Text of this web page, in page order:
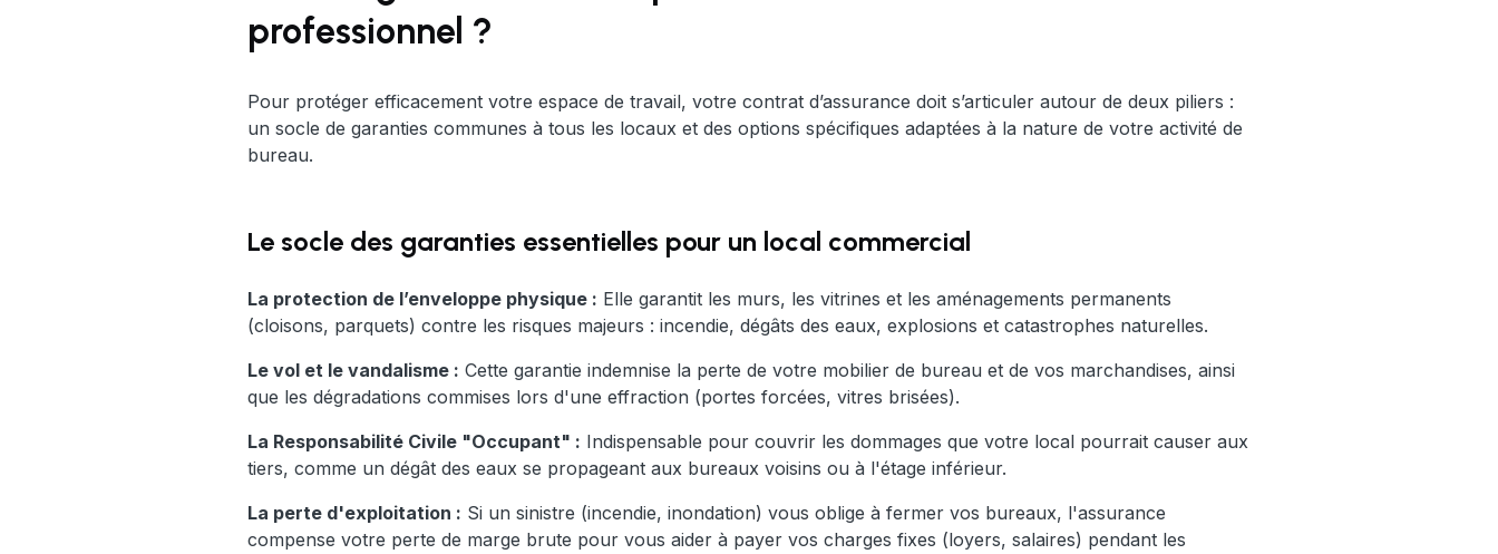
professionnel ?
Pour protéger efficacement votre espace de travail, votre contrat d’assurance doit s’articuler autour de deux piliers :
un socle de garanties communes à tous les locaux et des options spécifiques adaptées à la nature de votre activité de
bureau.
Le socle des garanties essentielles pour un local commercial
La protection de l’enveloppe physique : Elle garantit les murs, les vitrines et les aménagements permanents
(cloisons, parquets) contre les risques majeurs : incendie, dégâts des eaux, explosions et catastrophes naturelles.
Le vol et le vandalisme : Cette garantie indemnise la perte de votre mobilier de bureau et de vos marchandises, ainsi
que les dégradations commises lors d'une effraction (portes forcées, vitres brisées).
La Responsabilité Civile "Occupant" : Indispensable pour couvrir les dommages que votre local pourrait causer aux
tiers, comme un dégât des eaux se propageant aux bureaux voisins ou à l'étage inférieur.
La perte d'exploitation : Si un sinistre (incendie, inondation) vous oblige à fermer vos bureaux, l'assurance
compense votre perte de marge brute pour vous aider à payer vos charges fixes (loyers, salaires) pendant les